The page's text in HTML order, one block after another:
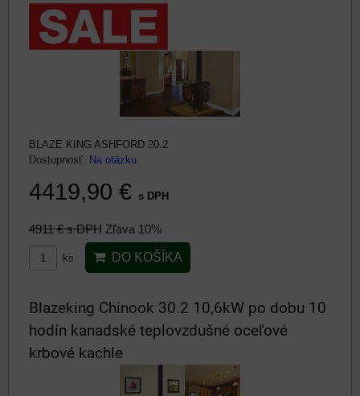
BLAZE KING ASHFORD 20.2
Dostupnosť: Na otázku
4419,90 € s DPH
4911 €s DPH Zľava 10%
ks DO KOŠÍKA
Blazeking Chinook 30.2 10,6kW po dobu 10
hodín kanadské teplovzdušné oceľové
krbové kachle